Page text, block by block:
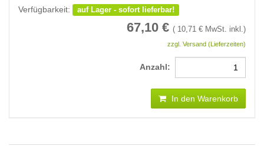
Verfügbarkeit: auf Lager - sofort lieferbar!
67,10 € ( 10,71 € MwSt. inkl.)
zzgl. Versand (Lieferzeiten)
Anzahl:
In den Warenkorb